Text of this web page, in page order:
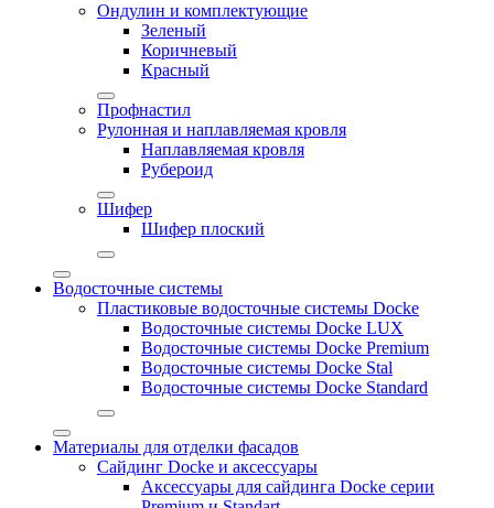
Ондулин и комплектующие
Зеленый
Коричневый
Красный
Профнастил
Рулонная и наплавляемая кровля
Наплавляемая кровля
Рубероид
Шифер
Шифер плоский
Водосточные системы
Пластиковые водосточные системы Docke
Водосточные системы Docke LUX
Водосточные системы Docke Premium
Водосточные системы Docke Stal
Водосточные системы Docke Standard
Материалы для отделки фасадов
Сайдинг Docke и аксессуары
Аксессуары для сайдинга Docke серии